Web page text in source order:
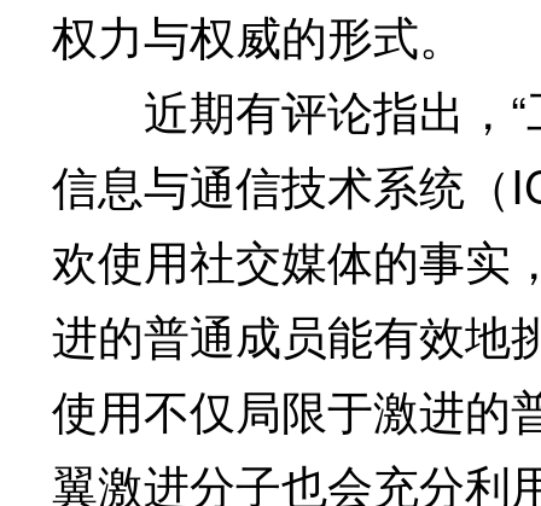
权力与权威的形式。
近期有评论指出，“
信息与通信技术系统（
欢使用社交媒体的事实
进的普通成员能有效地
使用不仅局限于激进的
翼激进分子也会充分利